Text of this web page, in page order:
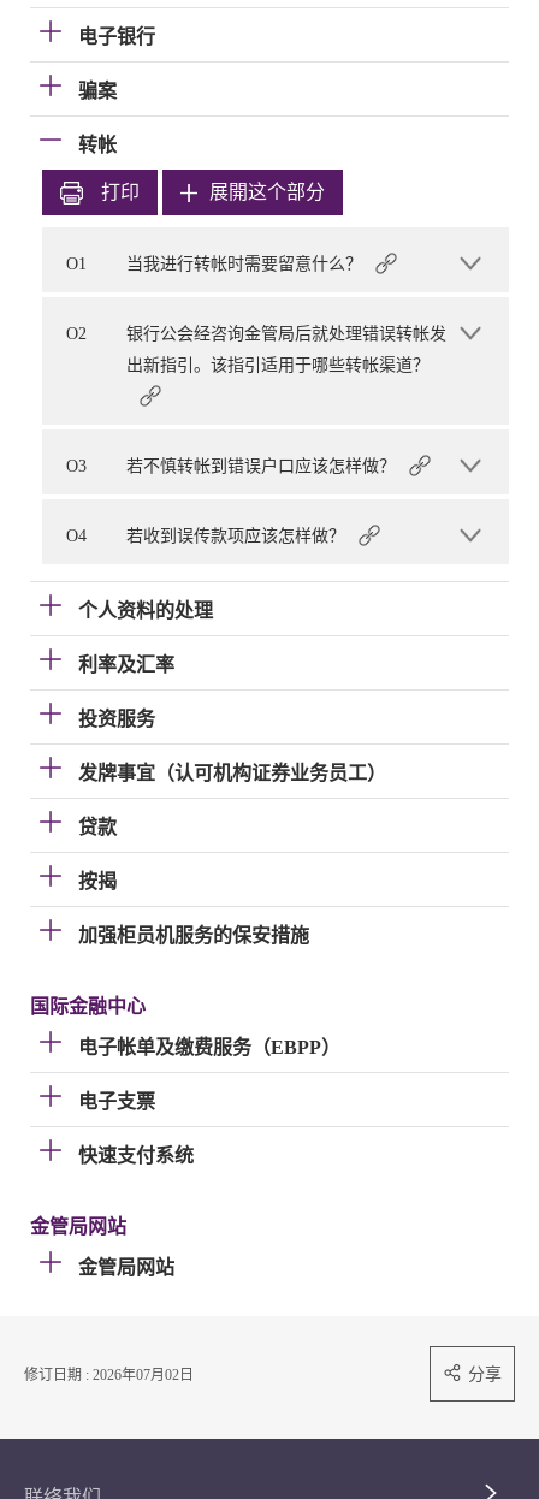
电子银行
骗案
转帐
打印 展開这个部分
O1 当我进行转帐时需要留意什么？
O2
银行公会经咨询金管局后就处理错误转帐发
出新指引。该指引适用于哪些转帐渠道？
O3 若不慎转帐到错误户口应该怎样做？
O4 若收到误传款项应该怎样做？
个人资料的处理
利率及汇率
投资服务
发牌事宜（认可机构证券业务员工）
贷款
按揭
加强柜员机服务的保安措施
国际金融中心
电子帐单及缴费服务（EBPP）
电子支票
快速支付系统
金管局网站
金管局网站
修订日期 : 2026年07月02日 分享